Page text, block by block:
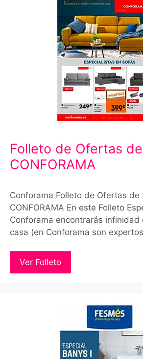
Folleto de Ofertas
CONFORAMA
Conforama Folleto de Ofertas de
CONFORAMA En este Folleto
Conforama encontrarás infinidad
casa (en Conforama son
Ver Folleto